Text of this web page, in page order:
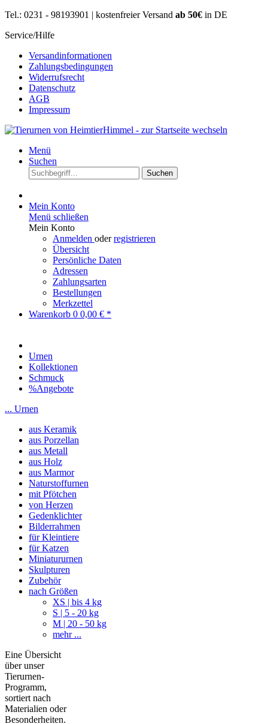
Tel.: 0231 - 98193901 | kostenfreier Versand ab 50€ in DE
Service/Hilfe
Versandinformationen
Zahlungsbedingungen
Widerrufsrecht
Datenschutz
AGB
Impressum
Menü
Suchen
Suchen
Mein Konto
Menü schließen
Mein Konto
Anmelden oderregistrieren
Übersicht
Persönliche Daten
Adressen
Zahlungsarten
Bestellungen
Merkzettel
Warenkorb 0 0,00 € *
Urnen
Kollektionen
Schmuck
%Angebote
... Urnen
aus Keramik
aus Porzellan
aus Metall
aus Holz
aus Marmor
Naturstoffurnen
mit Pfötchen
von Herzen
Gedenklichter
Bilderrahmen
für Kleintiere
für Katzen
Miniatururnen
Skulpturen
Zubehör
nach Größen
XS | bis 4 kg
S | 5 - 20 kg
M | 20 - 50 kg
mehr ...
Eine Übersicht
über unser
Tierurnen-
Programm,
sortiert nach
Materialien oder
Besonderheiten.